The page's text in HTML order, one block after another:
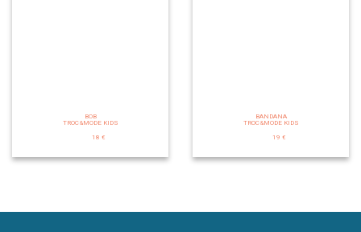
BOB
TROC&MODE KIDS
18 €
BANDANA
TROC&MODE KIDS
19 €